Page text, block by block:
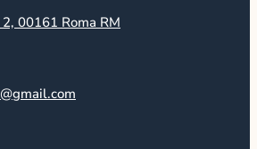
00161 Roma RM